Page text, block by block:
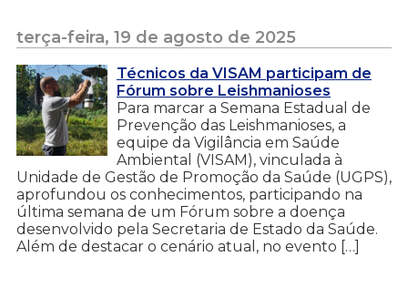
terça-feira, 19 de agosto de 2025
Técnicos da VISAM participam de
Fórum sobre Leishmanioses
Para marcar a Semana Estadual de
Prevenção das Leishmanioses, a
equipe da Vigilância em Saúde
Ambiental (VISAM), vinculada à
Unidade de Gestão de Promoção da Saúde (UGPS),
aprofundou os conhecimentos, participando na
última semana de um Fórum sobre a doença
desenvolvido pela Secretaria de Estado da Saúde.
Além de destacar o cenário atual, no evento […]